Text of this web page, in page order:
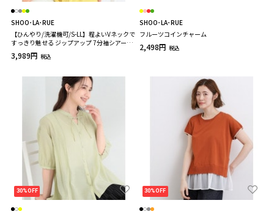
SHOO･LA･RUE
【ひんやり/洗濯機可/S-LL】程よいVネックで
すっきり魅せる ジップアップ 7分袖シアーカ
ーディガン
3,989円 税込
SHOO･LA･RUE
フルーツコインチャーム
2,498円 税込
30%OFF 30%OFF